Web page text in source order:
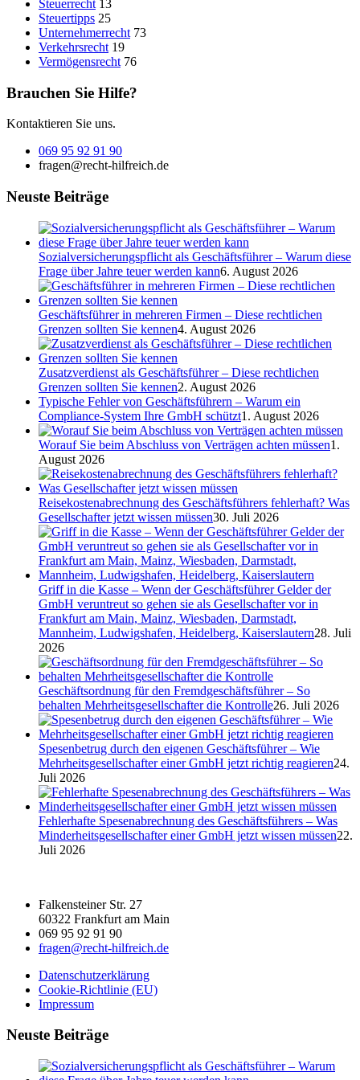
Steuerrecht 13
Steuertipps 25
Unternehmerrecht 73
Verkehrsrecht 19
Vermögensrecht 76
Brauchen Sie Hilfe?
Kontaktieren Sie uns.
069 95 92 91 90
fragen@recht-hilfreich.de
Neuste Beiträge
Sozialversicherungspflicht als Geschäftsführer – Warum diese
Frage über Jahre teuer werden kann6. August 2026
Geschäftsführer in mehreren Firmen – Diese rechtlichen
Grenzen sollten Sie kennen4. August 2026
Zusatzverdienst als Geschäftsführer – Diese rechtlichen
Grenzen sollten Sie kennen2. August 2026
Typische Fehler von Geschäftsführern – Warum ein
Compliance-System Ihre GmbH schützt1. August 2026
Worauf Sie beim Abschluss von Verträgen achten müssen1.
August 2026
Reisekostenabrechnung des Geschäftsführers fehlerhaft? Was
Gesellschafter jetzt wissen müssen30. Juli 2026
Griff in die Kasse – Wenn der Geschäftsführer Gelder der
GmbH veruntreut so gehen sie als Gesellschafter vor in
Frankfurt am Main, Mainz, Wiesbaden, Darmstadt,
Mannheim, Ludwigshafen, Heidelberg, Kaiserslautern28. Juli
2026
Geschäftsordnung für den Fremdgeschäftsführer – So
behalten Mehrheitsgesellschafter die Kontrolle26. Juli 2026
Spesenbetrug durch den eigenen Geschäftsführer – Wie
Mehrheitsgesellschafter einer GmbH jetzt richtig reagieren24.
Juli 2026
Fehlerhafte Spesenabrechnung des Geschäftsführers – Was
Minderheitsgesellschafter einer GmbH jetzt wissen müssen22.
Juli 2026
Falkensteiner Str. 27
60322 Frankfurt am Main
069 95 92 91 90
fragen@recht-hilfreich.de
Datenschutzerklärung
Cookie-Richtlinie (EU)
Impressum
Neuste Beiträge